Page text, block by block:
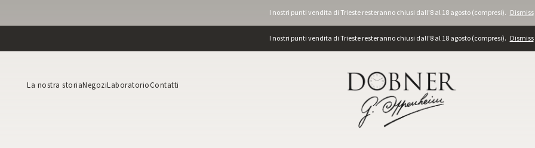
I nostri punti vendita di Trieste resteranno chiusi dall'8 al 18 agosto (compresi). Dismiss
I nostri punti vendita di Trieste resteranno chiusi dall'8 al 18 agosto (compresi). Dismiss
La nostra storiaNegoziLaboratorioContatti